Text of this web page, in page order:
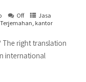
Off
Jasa
kantor
The right translation
international